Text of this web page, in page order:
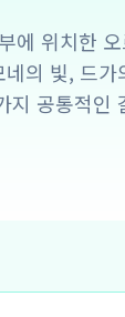
에 위치한
의 빛, 드
지 공통적